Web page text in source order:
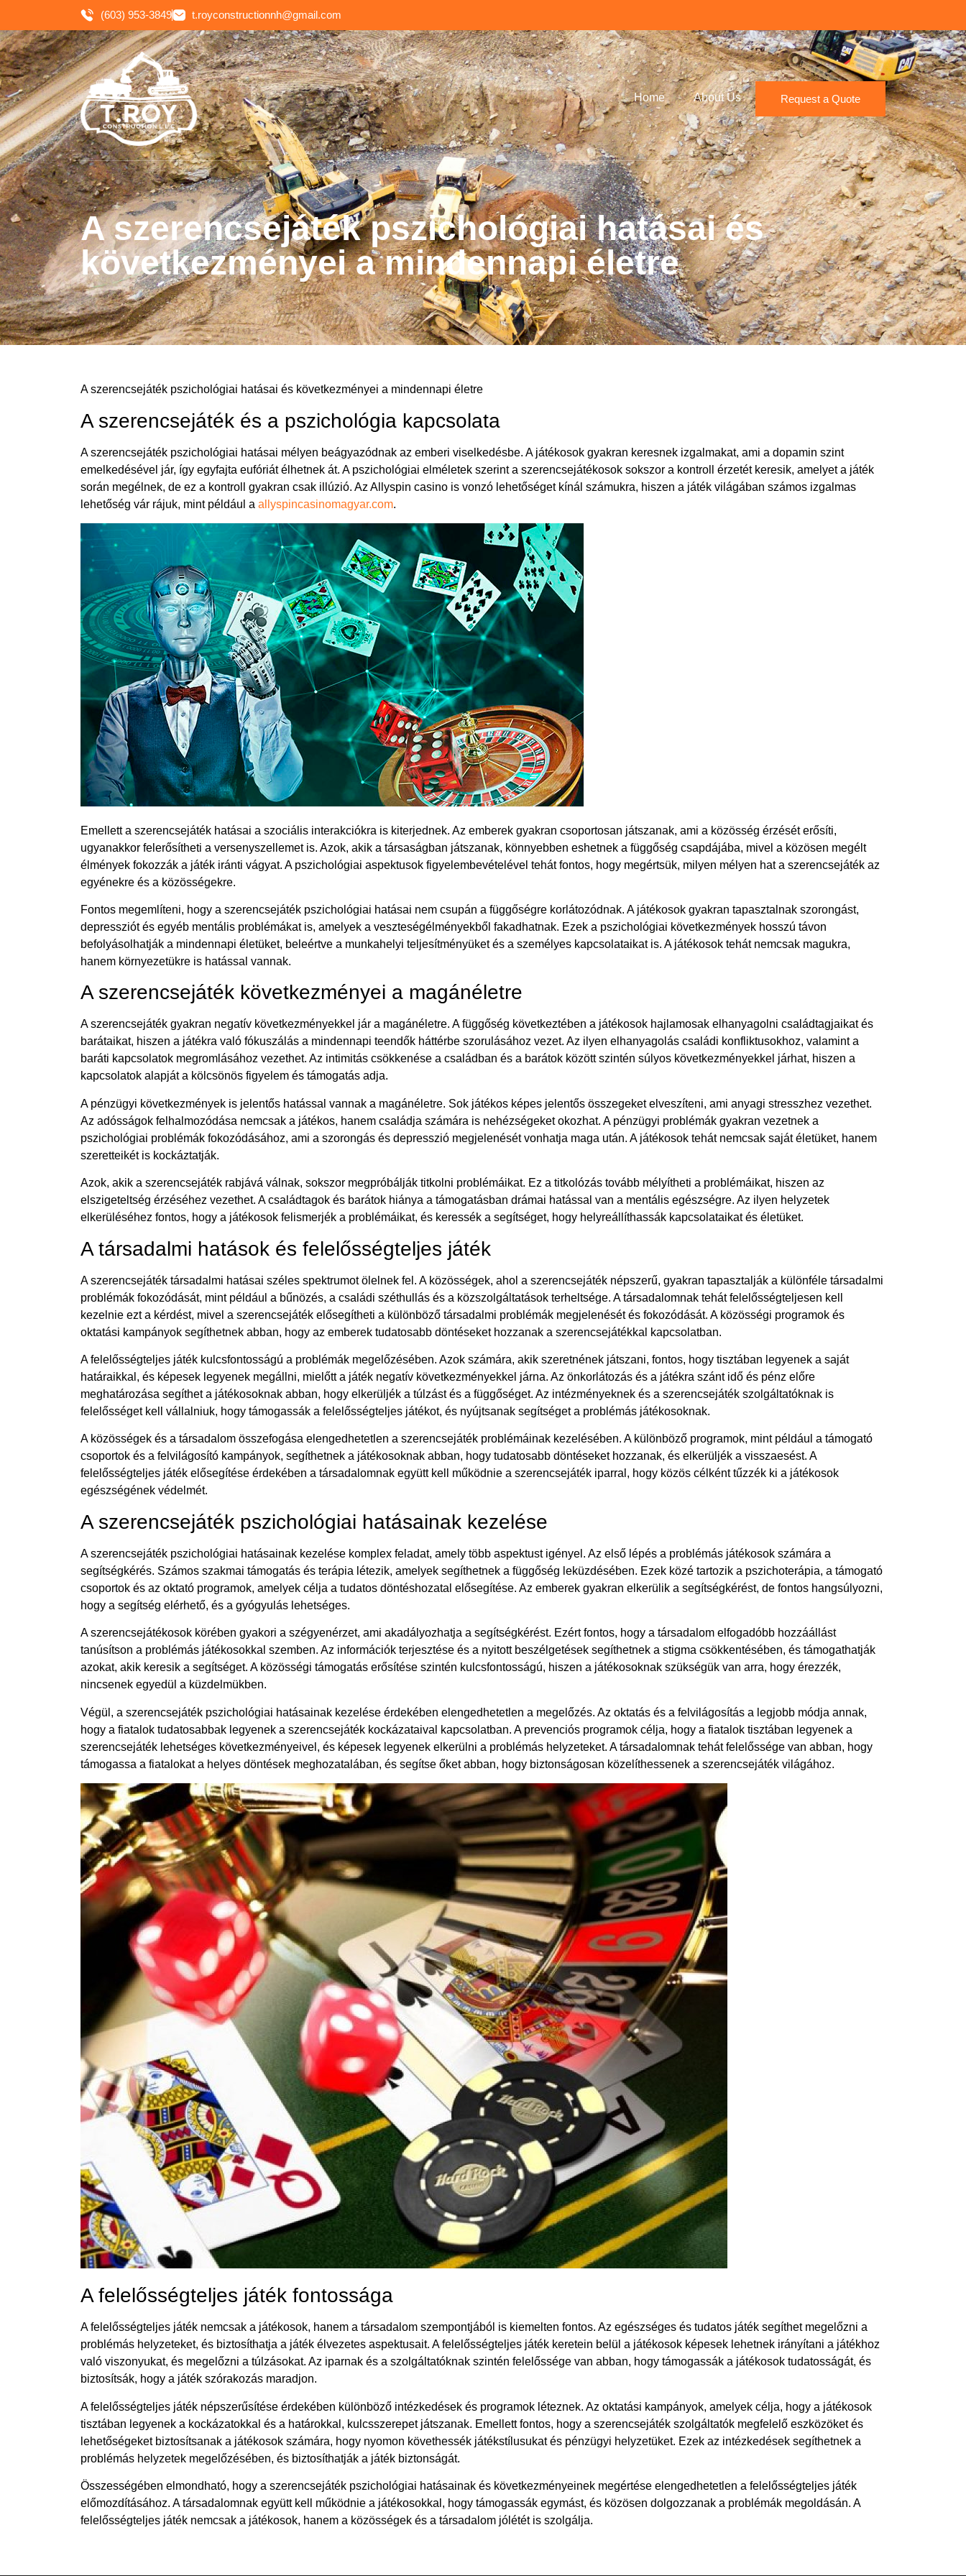
(603) 953-3849 t.royconstructionnh@gmail.com
Home About Us Request a Quote
A szerencsejáték pszichológiai hatásai és
következményei a mindennapi életre
A szerencsejáték pszichológiai hatásai és következményei a mindennapi életre
A szerencsejáték és a pszichológia kapcsolata
A szerencsejáték pszichológiai hatásai mélyen beágyazódnak az emberi viselkedésbe. A játékosok gyakran keresnek izgalmakat, ami a dopamin szint
emelkedésével jár, így egyfajta eufóriát élhetnek át. A pszichológiai elméletek szerint a szerencsejátékosok sokszor a kontroll érzetét keresik, amelyet a játék
során megélnek, de ez a kontroll gyakran csak illúzió. Az Allyspin casino is vonzó lehetőséget kínál számukra, hiszen a játék világában számos izgalmas
lehetőség vár rájuk, mint például a allyspincasinomagyar.com.
Emellett a szerencsejáték hatásai a szociális interakciókra is kiterjednek. Az emberek gyakran csoportosan játszanak, ami a közösség érzését erősíti,
ugyanakkor felerősítheti a versenyszellemet is. Azok, akik a társaságban játszanak, könnyebben eshetnek a függőség csapdájába, mivel a közösen megélt
élmények fokozzák a játék iránti vágyat. A pszichológiai aspektusok figyelembevételével tehát fontos, hogy megértsük, milyen mélyen hat a szerencsejáték az
egyénekre és a közösségekre.
Fontos megemlíteni, hogy a szerencsejáték pszichológiai hatásai nem csupán a függőségre korlátozódnak. A játékosok gyakran tapasztalnak szorongást,
depressziót és egyéb mentális problémákat is, amelyek a veszteségélményekből fakadhatnak. Ezek a pszichológiai következmények hosszú távon
befolyásolhatják a mindennapi életüket, beleértve a munkahelyi teljesítményüket és a személyes kapcsolataikat is. A játékosok tehát nemcsak magukra,
hanem környezetükre is hatással vannak.
A szerencsejáték következményei a magánéletre
A szerencsejáték gyakran negatív következményekkel jár a magánéletre. A függőség következtében a játékosok hajlamosak elhanyagolni családtagjaikat és
barátaikat, hiszen a játékra való fókuszálás a mindennapi teendők háttérbe szorulásához vezet. Az ilyen elhanyagolás családi konfliktusokhoz, valamint a
baráti kapcsolatok megromlásához vezethet. Az intimitás csökkenése a családban és a barátok között szintén súlyos következményekkel járhat, hiszen a
kapcsolatok alapját a kölcsönös figyelem és támogatás adja.
A pénzügyi következmények is jelentős hatással vannak a magánéletre. Sok játékos képes jelentős összegeket elveszíteni, ami anyagi stresszhez vezethet.
Az adósságok felhalmozódása nemcsak a játékos, hanem családja számára is nehézségeket okozhat. A pénzügyi problémák gyakran vezetnek a
pszichológiai problémák fokozódásához, ami a szorongás és depresszió megjelenését vonhatja maga után. A játékosok tehát nemcsak saját életüket, hanem
szeretteikét is kockáztatják.
Azok, akik a szerencsejáték rabjává válnak, sokszor megpróbálják titkolni problémáikat. Ez a titkolózás tovább mélyítheti a problémáikat, hiszen az
elszigeteltség érzéséhez vezethet. A családtagok és barátok hiánya a támogatásban drámai hatással van a mentális egészségre. Az ilyen helyzetek
elkerüléséhez fontos, hogy a játékosok felismerjék a problémáikat, és keressék a segítséget, hogy helyreállíthassák kapcsolataikat és életüket.
A társadalmi hatások és felelősségteljes játék
A szerencsejáték társadalmi hatásai széles spektrumot ölelnek fel. A közösségek, ahol a szerencsejáték népszerű, gyakran tapasztalják a különféle társadalmi
problémák fokozódását, mint például a bűnözés, a családi széthullás és a közszolgáltatások terheltsége. A társadalomnak tehát felelősségteljesen kell
kezelnie ezt a kérdést, mivel a szerencsejáték elősegítheti a különböző társadalmi problémák megjelenését és fokozódását. A közösségi programok és
oktatási kampányok segíthetnek abban, hogy az emberek tudatosabb döntéseket hozzanak a szerencsejátékkal kapcsolatban.
A felelősségteljes játék kulcsfontosságú a problémák megelőzésében. Azok számára, akik szeretnének játszani, fontos, hogy tisztában legyenek a saját
határaikkal, és képesek legyenek megállni, mielőtt a játék negatív következményekkel járna. Az önkorlátozás és a játékra szánt idő és pénz előre
meghatározása segíthet a játékosoknak abban, hogy elkerüljék a túlzást és a függőséget. Az intézményeknek és a szerencsejáték szolgáltatóknak is
felelősséget kell vállalniuk, hogy támogassák a felelősségteljes játékot, és nyújtsanak segítséget a problémás játékosoknak.
A közösségek és a társadalom összefogása elengedhetetlen a szerencsejáték problémáinak kezelésében. A különböző programok, mint például a támogató
csoportok és a felvilágosító kampányok, segíthetnek a játékosoknak abban, hogy tudatosabb döntéseket hozzanak, és elkerüljék a visszaesést. A
felelősségteljes játék elősegítése érdekében a társadalomnak együtt kell működnie a szerencsejáték iparral, hogy közös célként tűzzék ki a játékosok
egészségének védelmét.
A szerencsejáték pszichológiai hatásainak kezelése
A szerencsejáték pszichológiai hatásainak kezelése komplex feladat, amely több aspektust igényel. Az első lépés a problémás játékosok számára a
segítségkérés. Számos szakmai támogatás és terápia létezik, amelyek segíthetnek a függőség leküzdésében. Ezek közé tartozik a pszichoterápia, a támogató
csoportok és az oktató programok, amelyek célja a tudatos döntéshozatal elősegítése. Az emberek gyakran elkerülik a segítségkérést, de fontos hangsúlyozni,
hogy a segítség elérhető, és a gyógyulás lehetséges.
A szerencsejátékosok körében gyakori a szégyenérzet, ami akadályozhatja a segítségkérést. Ezért fontos, hogy a társadalom elfogadóbb hozzáállást
tanúsítson a problémás játékosokkal szemben. Az információk terjesztése és a nyitott beszélgetések segíthetnek a stigma csökkentésében, és támogathatják
azokat, akik keresik a segítséget. A közösségi támogatás erősítése szintén kulcsfontosságú, hiszen a játékosoknak szükségük van arra, hogy érezzék,
nincsenek egyedül a küzdelmükben.
Végül, a szerencsejáték pszichológiai hatásainak kezelése érdekében elengedhetetlen a megelőzés. Az oktatás és a felvilágosítás a legjobb módja annak,
hogy a fiatalok tudatosabbak legyenek a szerencsejáték kockázataival kapcsolatban. A prevenciós programok célja, hogy a fiatalok tisztában legyenek a
szerencsejáték lehetséges következményeivel, és képesek legyenek elkerülni a problémás helyzeteket. A társadalomnak tehát felelőssége van abban, hogy
támogassa a fiatalokat a helyes döntések meghozatalában, és segítse őket abban, hogy biztonságosan közelíthessenek a szerencsejáték világához.
A felelősségteljes játék fontossága
A felelősségteljes játék nemcsak a játékosok, hanem a társadalom szempontjából is kiemelten fontos. Az egészséges és tudatos játék segíthet megelőzni a
problémás helyzeteket, és biztosíthatja a játék élvezetes aspektusait. A felelősségteljes játék keretein belül a játékosok képesek lehetnek irányítani a játékhoz
való viszonyukat, és megelőzni a túlzásokat. Az iparnak és a szolgáltatóknak szintén felelőssége van abban, hogy támogassák a játékosok tudatosságát, és
biztosítsák, hogy a játék szórakozás maradjon.
A felelősségteljes játék népszerűsítése érdekében különböző intézkedések és programok léteznek. Az oktatási kampányok, amelyek célja, hogy a játékosok
tisztában legyenek a kockázatokkal és a határokkal, kulcsszerepet játszanak. Emellett fontos, hogy a szerencsejáték szolgáltatók megfelelő eszközöket és
lehetőségeket biztosítsanak a játékosok számára, hogy nyomon követhessék játékstílusukat és pénzügyi helyzetüket. Ezek az intézkedések segíthetnek a
problémás helyzetek megelőzésében, és biztosíthatják a játék biztonságát.
Összességében elmondható, hogy a szerencsejáték pszichológiai hatásainak és következményeinek megértése elengedhetetlen a felelősségteljes játék
előmozdításához. A társadalomnak együtt kell működnie a játékosokkal, hogy támogassák egymást, és közösen dolgozzanak a problémák megoldásán. A
felelősségteljes játék nemcsak a játékosok, hanem a közösségek és a társadalom jólétét is szolgálja.